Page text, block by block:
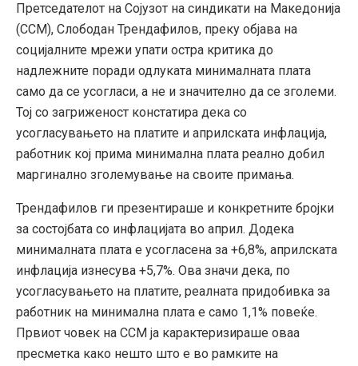
Претседателот на Сојузот на синдикати на Македонија
(ССМ), Слободан Трендафилов, преку објава на
социјалните мрежи упати остра критика до
надлежните поради одлуката минималната плата
само да се усогласи, а не и значително да се зголеми.
Тој со загриженост констатира дека со
усогласувањето на платите и априлската инфлација,
работник кој прима минимална плата реално добил
маргинално зголемување на своите примања.
Трендафилов ги презентираше и конкретните бројки
за состојбата со инфлацијата во април. Додека
минималната плата е усогласена за +6,8%, априлската
инфлација изнесува +5,7%. Ова значи дека, по
усогласувањето на платите, реалната придобивка за
работник на минимална плата е само 1,1% повеќе.
Првиот човек на ССМ ја карактеризираше оваа
пресметка како нешто што е во рамките на